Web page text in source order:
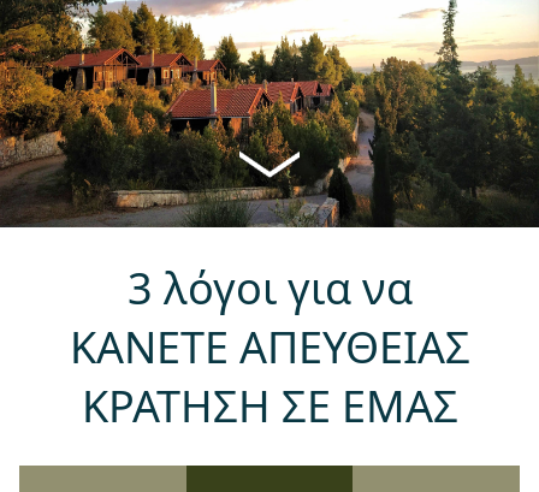
3 λόγοι για να
KANΕTE ΑΠΕΥΘΕΙΑΣ
ΚΡΑΤΗΣΗ ΣΕ ΕΜΑΣ